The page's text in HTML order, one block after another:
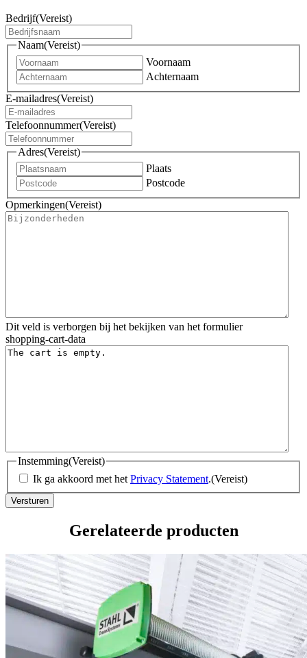
Bedrijf(Vereist)
Naam(Vereist)
Voornaam
Achternaam
E-mailadres(Vereist)
Telefoonnummer(Vereist)
Adres(Vereist)
Plaats
Postcode
Opmerkingen(Vereist)
Dit veld is verborgen bij het bekijken van het formulier
shopping-cart-data
Instemming(Vereist)
Ik ga akkoord met het Privacy Statement.(Vereist)
Gerelateerde producten